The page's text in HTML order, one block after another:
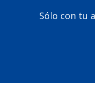
Sólo con tu